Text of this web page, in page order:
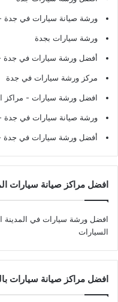
ورشة صيانة سيارات في جدة
ورشة سيارات بجدة
أفضل ورشة سيارات في جدة
مركز ورشة سيارات في جدة
افضل ورشة سيارات - مراكز
ورشة صيانة سيارات في جدة
أفضل ورشة سيارات في جدة
افضل مراكز صيانة سيارات
افضل ورشة سيارات في المدينة
السيارات
افضل مراكز صيانة سيارات